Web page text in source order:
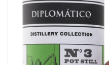
Merken